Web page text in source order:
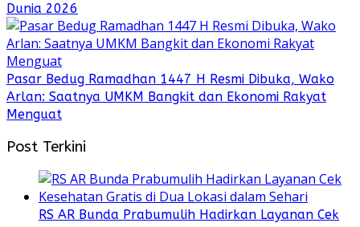
Dunia 2026
Pasar Bedug Ramadhan 1447 H Resmi Dibuka, Wako
Arlan: Saatnya UMKM Bangkit dan Ekonomi Rakyat
Menguat
Post Terkini
RS AR Bunda Prabumulih Hadirkan Layanan Cek